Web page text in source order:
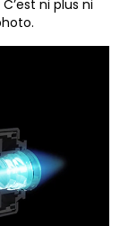
ni plus ni